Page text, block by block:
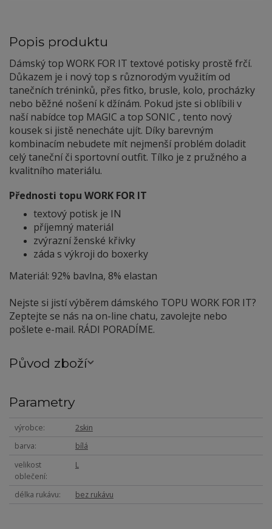
Popis produktu
Dámský top WORK FOR IT textové potisky prostě frčí.
Důkazem je i nový top s různorodým využitím od
tanečních tréninků, přes fitko, brusle, kolo, procházky
nebo běžné nošení k džínám. Pokud jste si oblíbili v
naší nabídce top MAGIC a top SONIC , tento nový
kousek si jistě nenecháte ujít. Díky barevným
kombinacím nebudete mít nejmenší problém doladit
celý taneční či sportovní outfit. Tílko je z pružného a
kvalitního materiálu.
Přednosti topu WORK FOR IT
textový potisk je IN
příjemný materiál
zvýrazní ženské křivky
záda s výkroji do boxerky
Materiál: 92% bavlna, 8% elastan
Nejste si jistí výběrem dámského TOPU WORK FOR IT?
Zeptejte se nás na on-line chatu, zavolejte nebo
pošlete e-mail. RÁDI PORADÍME.
Původ zboží
Parametry
výrobce
2skin
barva
bílá
velikost
oblečení
L
délka rukávu bez rukávu